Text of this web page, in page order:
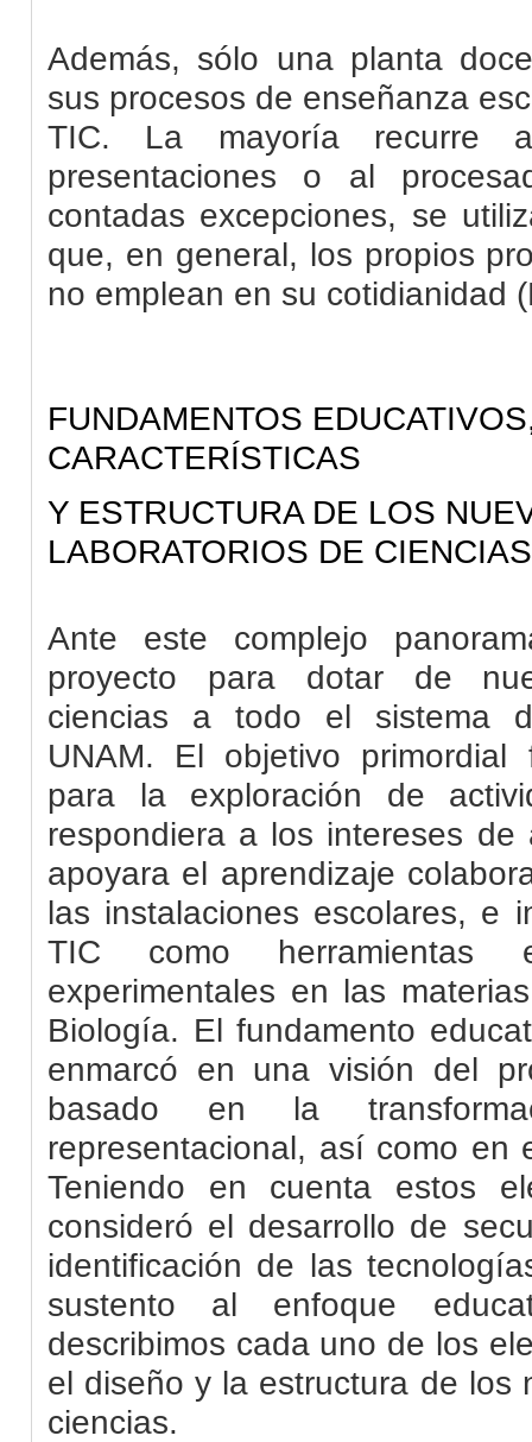
Además, sólo una planta
sus procesos de enseñanza
TIC. La mayoría recurre
presentaciones o al
contadas excepciones, se
que, en general, los propios
no emplean en su cotidianidad
FUNDAMENTOS
CARACTERÍSTICAS
Y ESTRUCTURA DE LOS
LABORATORIOS DE CIENCIAS
Ante este complejo
proyecto para dotar de
ciencias a todo el sistema
UNAM. El objetivo
para la exploración de
respondiera a los intereses de
apoyara el aprendizaje
las instalaciones escolares, e
TIC como herramientas
experimentales en las
Biología. El fundamento
enmarcó en una visión del
basado en la
representacional, así como en
Teniendo en cuenta estos
consideró el desarrollo de
identificación de las
sustento al enfoque
describimos cada uno de los
el diseño y la estructura de los
ciencias.